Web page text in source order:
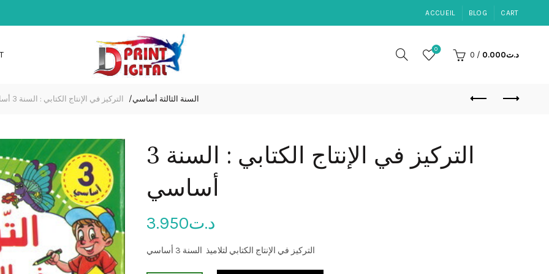
ACCUEIL BLOG CART
0
0 / د.ت0.000
السنة الثالثة أساسي التركيز في الإنتاج الكتابي : السنة 3 أساسي
التركيز في الإنتاج الكتابي : السنة 3
أساسي
د.ت3.950
التركيز في الإنتاج الكتابي لتلاميذ السنة 3 أساسي